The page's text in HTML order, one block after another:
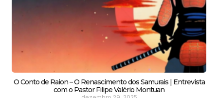
O Conto de Raion – O Renascimento dos Samurais | Entrevista
com o Pastor Filipe Valério Montuan